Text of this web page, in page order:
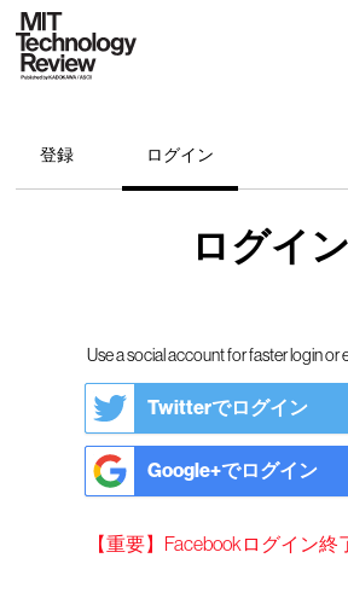
登録 ログイン
ログイン
Use a social account for faster login or
Twitterでログイン
Google+でログイン
【重要】Facebookログイン